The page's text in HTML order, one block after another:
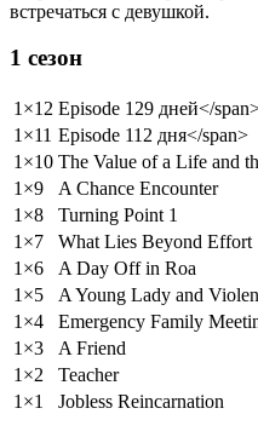
встречаться с девушкой.
1 сезон
1×12 Episode 129 дней</
1×11 Episode 11 2 дня</span>
1×10 The Value of a Life and
1×9
A Chance Encounter
1×8
Turning Point 1
1×7
What Lies Beyond Effort
1×6
A Day Off in Roa
1×5
A Young Lady and
1×4
Emergency Family
1×3
A Friend
1×2
Teacher
1×1
Jobless Reincarnation